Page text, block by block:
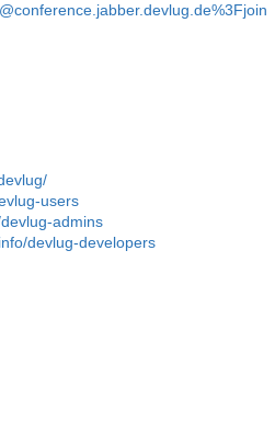
users
admins
devlug-developers